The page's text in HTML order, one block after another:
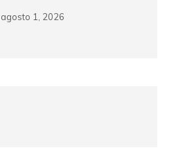
agosto 1, 2026